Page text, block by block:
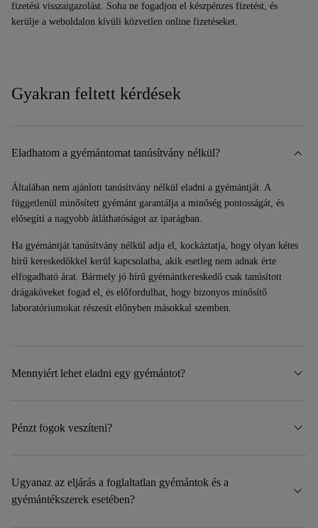
fizetési visszaigazolást. Soha ne fogadjon el készpénzes fizetést, és
kerülje a weboldalon kívüli közvetlen online fizetéseket.
Gyakran feltett kérdések
Eladhatom a gyémántomat tanúsítvány nélkül?
Általában nem ajánlott tanúsítvány nélkül eladni a gyémántját. A
függetlenül minősített gyémánt garantálja a minőség pontosságát, és
elősegíti a nagyobb átláthatóságot az iparágban.
Ha gyémántját tanúsítvány nélkül adja el, kockáztatja, hogy olyan kétes
hírű kereskedőkkel kerül kapcsolatba, akik esetleg nem adnak érte
elfogadható árat. Bármely jó hírű gyémántkereskedő csak tanúsított
drágaköveket fogad el, és előfordulhat, hogy bizonyos minősítő
laboratóriumokat részesít előnyben másokkal szemben.
Mennyiért lehet eladni egy gyémántot?
ritkább és szebb a drágakő, annál nagyobb az értéke. A színes gyémántok
emelkednek, ami azt jelenti, hogy jelentős árkülönbség lehet például egy
0,90 karátos és egy 1,00 karátos gyémánt között. Ezért mindig a legjobb,
Pénzt fogok veszíteni?
tulajdonságokkal, amelyek általában nem találhatók meg a piacon, vagy
nem régen vásárolta, mindig fennáll annak a kockázata, hogy
Ugyanaz az eljárás a foglaltatlan gyémántok és a
gyémántékszerek esetében?